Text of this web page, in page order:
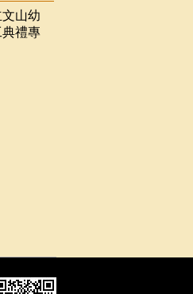
山幼
典禮專